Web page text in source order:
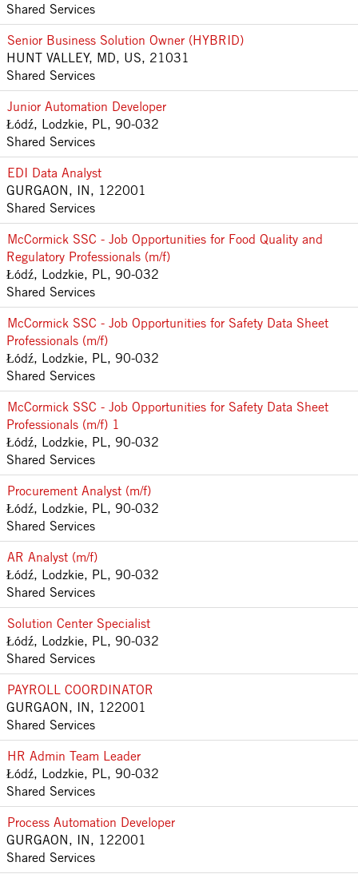
Shared Services
Senior Business Solution Owner (HYBRID)
HUNT VALLEY, MD, US, 21031
Shared Services
Junior Automation Developer
Łódź, Lodzkie, PL, 90-032
Shared Services
EDI Data Analyst
GURGAON, IN, 122001
Shared Services
McCormick SSC - Job Opportunities for Food Quality and
Regulatory Professionals (m/f)
Łódź, Lodzkie, PL, 90-032
Shared Services
McCormick SSC - Job Opportunities for Safety Data Sheet
Professionals (m/f)
Łódź, Lodzkie, PL, 90-032
Shared Services
McCormick SSC - Job Opportunities for Safety Data Sheet
Professionals (m/f) 1
Łódź, Lodzkie, PL, 90-032
Shared Services
Procurement Analyst (m/f)
Łódź, Lodzkie, PL, 90-032
Shared Services
AR Analyst (m/f)
Łódź, Lodzkie, PL, 90-032
Shared Services
Solution Center Specialist
Łódź, Lodzkie, PL, 90-032
Shared Services
PAYROLL COORDINATOR
GURGAON, IN, 122001
Shared Services
HR Admin Team Leader
Łódź, Lodzkie, PL, 90-032
Shared Services
Process Automation Developer
GURGAON, IN, 122001
Shared Services